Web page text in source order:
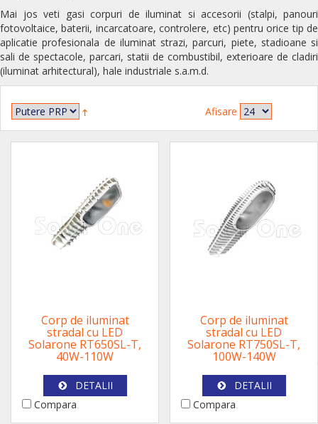
Mai jos veti gasi corpuri de iluminat si accesorii (stalpi, panouri
fotovoltaice, baterii, incarcatoare, controlere, etc) pentru orice tip de
aplicatie profesionala de iluminat strazi, parcuri, piete, stadioane si
sali de spectacole, parcari, statii de combustibil, exterioare de cladiri
(iluminat arhitectural), hale industriale s.a.m.d.
Afisare
Corp de iluminat
stradal cu LED
Solarone RT650SL-T,
40W-110W
DETALII
Compara
Corp de iluminat
stradal cu LED
Solarone RT750SL-T,
100W-140W
DETALII
Compara